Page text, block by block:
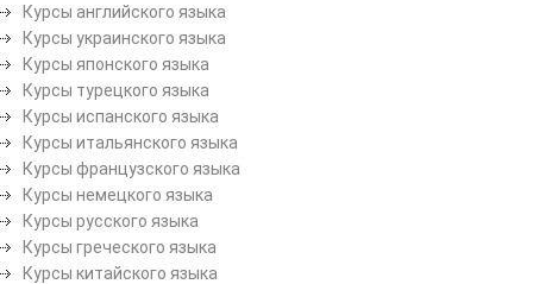
Курсы английского языка
Курсы украинского языка
Курсы японского языка
Курсы турецкого языка
Курсы испанского языка
Курсы итальянского языка
Курсы французского языка
Курсы немецкого языка
Курсы русского языка
Курсы греческого языка
Курсы китайского языка